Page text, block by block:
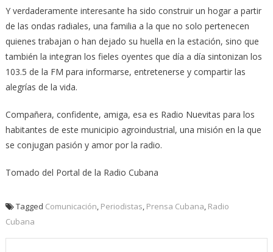
Y verdaderamente interesante ha sido construir un hogar a partir
de las ondas radiales, una familia a la que no solo pertenecen
quienes trabajan o han dejado su huella en la estación, sino que
también la integran los fieles oyentes que día a día sintonizan los
103.5 de la FM para informarse, entretenerse y compartir las
alegrías de la vida.
Compañera, confidente, amiga, esa es Radio Nuevitas para los
habitantes de este municipio agroindustrial, una misión en la que
se conjugan pasión y amor por la radio.
Tomado del Portal de la Radio Cubana
Tagged Comunicación, Periodistas, Prensa Cubana, Radio
Cubana